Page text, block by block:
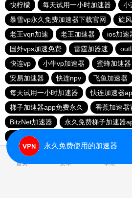
快柠檬
每天试用一小时加速器
小
暴雪vp永久免费加速器下载官网
旋
老王vqn加速
老王加速器 ios加速
国外vps加速免费
雷霆加器速
快连vp
小牛vp加速器 蜜蜂加速器
安易加速器
快连npv
飞鱼加速器
每天试用一小时加速器
快连加速器
梯子加速器app免费永久
香蕉加速器
BitzNet加速器
永久免费梯子加速器
黑洞海外npv加速梯子
首页 安卓 苹果
永久免费使用的加速器